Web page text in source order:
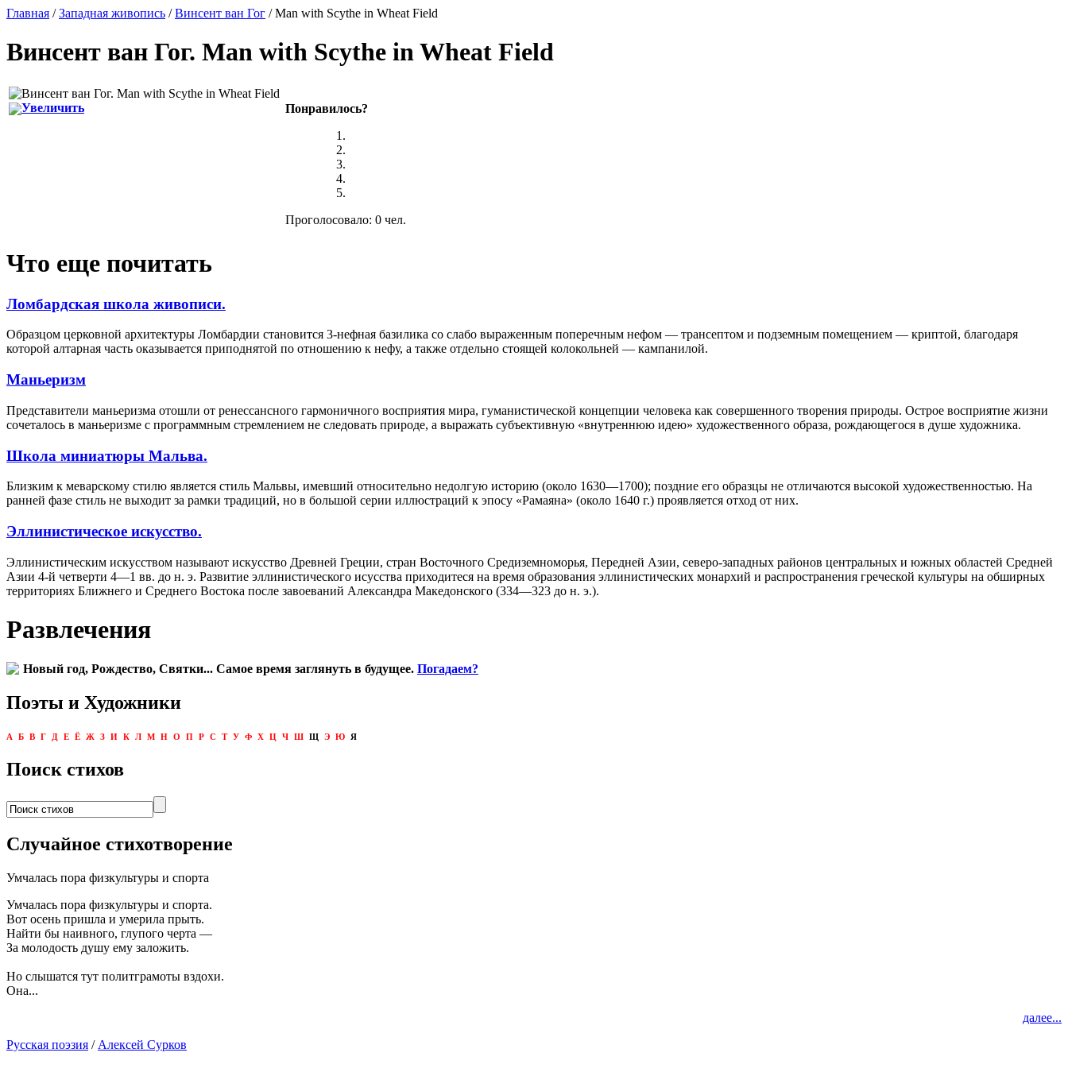
Главная /Западная живопись /Винсент ван Гог / Man with Scythe in Wheat Field
Винсент ван Гог. Man with Scythe in Wheat Field
Увеличить Понравилось?
Проголосовало: 0 чел.
Что еще почитать
Ломбардская школа живописи.
Образцом церковной архитектуры Ломбардии становится 3-нефная базилика со слабо выраженным поперечным нефом — трансептом и подземным помещением — криптой, благодаря
которой алтарная часть оказывается приподнятой по отношению к нефу, а также отдельно стоящей колокольней — кампанилой.
Маньеризм
Представители маньеризма отошли от ренессансного гармоничного восприятия мира, гуманистической концепции человека как совершенного творения природы. Острое восприятие жизни
сочеталось в маньеризме с программным стремлением не следовать природе, а выражать субъективную «внутреннюю идею» художественного образа, рождающегося в душе художника.
Школа миниатюры Мальва.
Близким к меварскому стилю является стиль Мальвы, имевший относительно недолгую историю (около 1630—1700); поздние его образцы не отличаются высокой художественностью. На
ранней фазе стиль не выходит за рамки традиций, но в большой серии иллюстраций к эпосу «Рамаяна» (около 1640 г.) проявляется отход от них.
Эллинистическое искусство.
Эллинистическим искусством называют искусство Древней Греции, стран Восточного Средиземноморья, Передней Азии, северо-западных районов центральных и южных областей Средней
Азии 4-й четверти 4—1 вв. до н. э. Развитие эллинистического исусства приходитеся на время образования эллинистических монархий и распространения греческой культуры на обширных
территориях Ближнего и Среднего Востока после завоеваний Александра Македонского (334—323 до н. э.).
Развлечения
Новый год, Рождество, Святки... Самое время заглянуть в будущее. Погадаем?
Поэты и Художники
А Б В Г Д Е Ё Ж З И К Л М Н О П Р С Т У Ф Х Ц Ч Ш Щ Э Ю Я
Поиск стихов
Случайное стихотворение
Умчалась пора физкультуры и спорта
Умчалась пора физкультуры и спорта.
Вот осень пришла и умерила прыть.
Найти бы наивного, глупого черта —
За молодость душу ему заложить.
Но слышатся тут политграмоты вздохи.
Она...
далее...
Русская поэзия / Алексей Сурков